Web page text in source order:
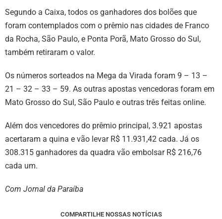
Segundo a Caixa, todos os ganhadores dos bolões que
foram contemplados com o prêmio nas cidades de Franco
da Rocha, São Paulo, e Ponta Porã, Mato Grosso do Sul,
também retiraram o valor.
Os números sorteados na Mega da Virada foram 9 – 13 –
21 – 32 – 33 – 59. As outras apostas vencedoras foram em
Mato Grosso do Sul, São Paulo e outras três feitas online.
Além dos vencedores do prêmio principal, 3.921 apostas
acertaram a quina e vão levar R$ 11.931,42 cada. Já os
308.315 ganhadores da quadra vão embolsar R$ 216,76
cada um.
Com Jornal da Paraíba
COMPARTILHE NOSSAS NOTÍCIAS